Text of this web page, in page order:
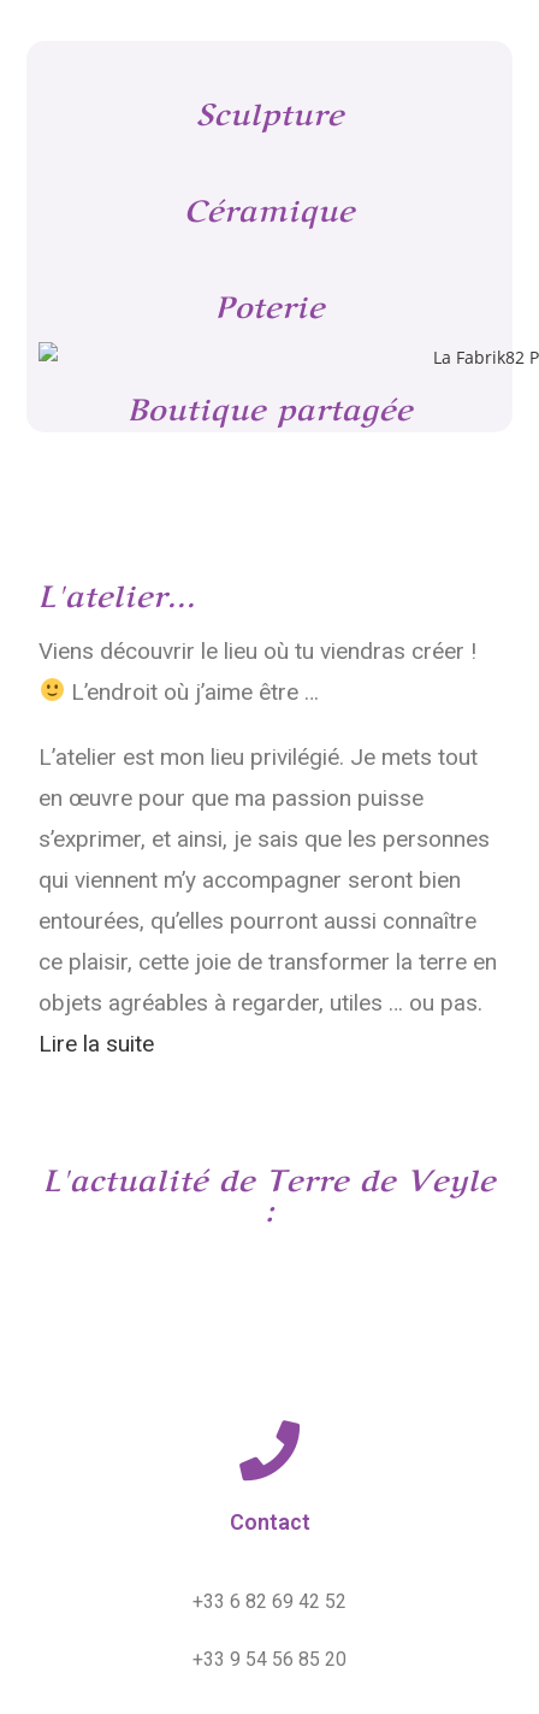
Boutique partagée
Poterie
Céramique
Sculpture
L'atelier...
Viens découvrir le lieu où tu viendras créer !
L’endroit où j’aime être …
L’atelier est mon lieu privilégié. Je mets tout
en œuvre pour que ma passion puisse
s’exprimer, et ainsi, je sais que les personnes
qui viennent m’y accompagner seront bien
entourées, qu’elles pourront aussi connaître
ce plaisir, cette joie de transformer la terre en
objets agréables à regarder, utiles … ou pas.
Lire la suite
L'actualité de Terre de Veyle
:
Contact
+33 6 82 69 42 52
+33 9 54 56 85 20